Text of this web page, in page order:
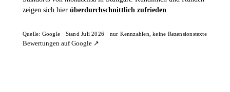
zeigen sich hier überdurchschnittlich zufrieden.
Quelle: Google · Stand Juli 2026 · nur Kennzahlen, keine Rezensionstexte
Bewertungen auf Google ↗